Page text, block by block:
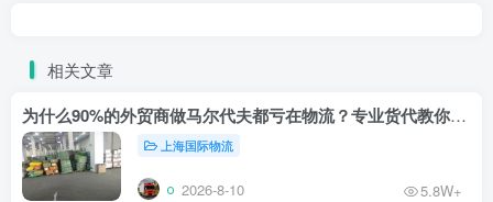
相关文章
为什么90%的外贸商做马尔代夫都亏在物流？专业货代教你止损
上海国际物流
2026-8-10 5.8W+